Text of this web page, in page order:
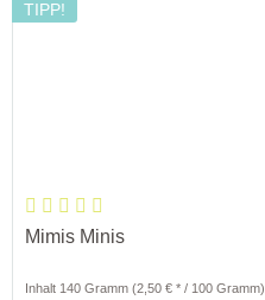
TIPP!
Mimis Minis
Inhalt 140 Gramm(2,50 € * / 100 Gramm)